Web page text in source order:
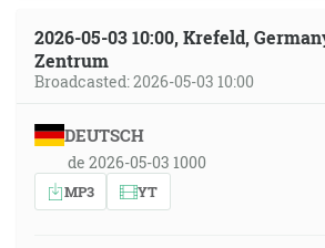
2026-05-03 10:00, Krefeld,
Zentrum
Broadcasted: 2026-05-03 10:00
DEUTSCH
de 2026-05-03 1000
MP3 YT